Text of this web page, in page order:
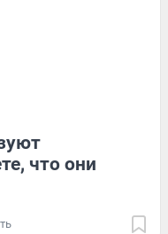
что они